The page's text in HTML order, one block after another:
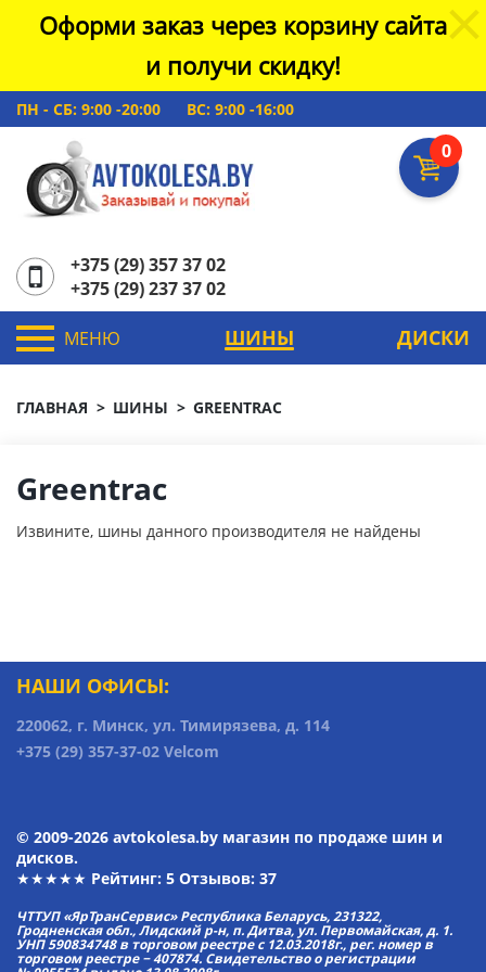
Оформи заказ через корзину сайта
и получи скидку!
ПН - СБ: 9:00 -20:00 ВС: 9:00 -16:00
0
+375 (29) 357 37 02
+375 (29) 237 37 02
МЕНЮ ШИНЫ ДИСКИ
ГЛАВНАЯ ШИНЫ GREENTRAC
Greentrac
Извините, шины данного производителя не найдены
НАШИ ОФИСЫ:
220062, г. Минск, ул. Тимирязева, д. 114
+375 (29) 357-37-02 Velcom
© 2009-2026 avtokolesa.by магазин по продаже шин и
дисков.
★★★★★ Рейтинг: 5 Отзывов: 37
ЧТТУП «ЯрТранСервис» Республика Беларусь, 231322,
Гродненская обл., Лидский р-н, п. Дитва, ул. Первомайская, д. 1.
УНП 590834748 в торговом реестре с 12.03.2018г., рег. номер в
торговом реестре − 407874. Свидетельство о регистрации